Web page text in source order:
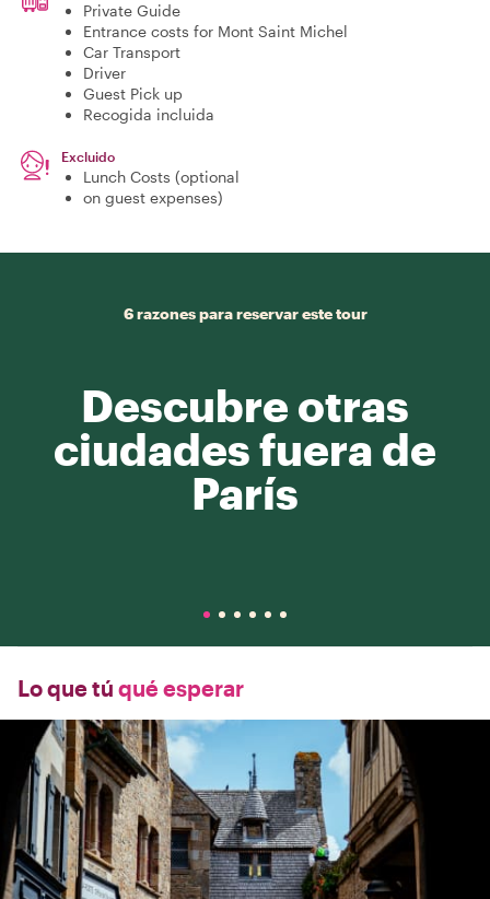
Private Guide
Entrance costs for Mont Saint Michel
Car Transport
Driver
Guest Pick up
Recogida incluida
Excluido
Lunch Costs (optional
on guest expenses)
6 razones para reservar este tour
Descubre otras
ciudades fuera de
París
Lo que tú qué esperar